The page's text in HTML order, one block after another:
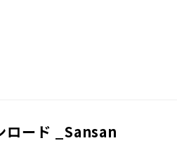
ロード _Sansan